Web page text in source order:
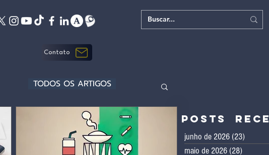
Contato
TODOS OS ARTIGOS
Posts
junho de 2026 (23)
maio de 2026 (28)